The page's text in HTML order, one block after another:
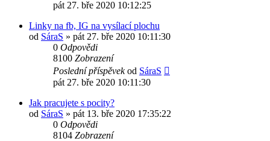
pát 27. bře 2020 10:12:25
Linky na fb, IG na vysílací plochu
od SáraS » pát 27. bře 2020 10:11:30
0 Odpovědi
8100 Zobrazení
Poslední příspěvekod SáraS
pát 27. bře 2020 10:11:30
Jak pracujete s pocity?
od SáraS » pát 13. bře 2020 17:35:22
0 Odpovědi
8104 Zobrazení